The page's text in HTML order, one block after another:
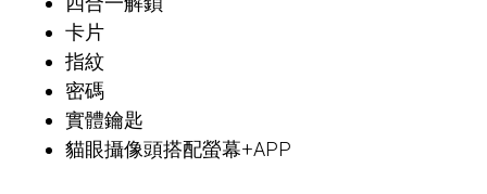
卡片
指紋
密碼
實體鑰匙
貓眼攝像頭搭配螢幕+APP